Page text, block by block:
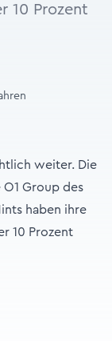
10 Prozent
weiter. Die
Group des
haben ihre
10 Prozent